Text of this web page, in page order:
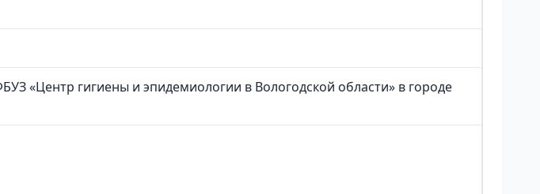
«Центр гигиены и эпидемиологии в Вологодской области» в городе